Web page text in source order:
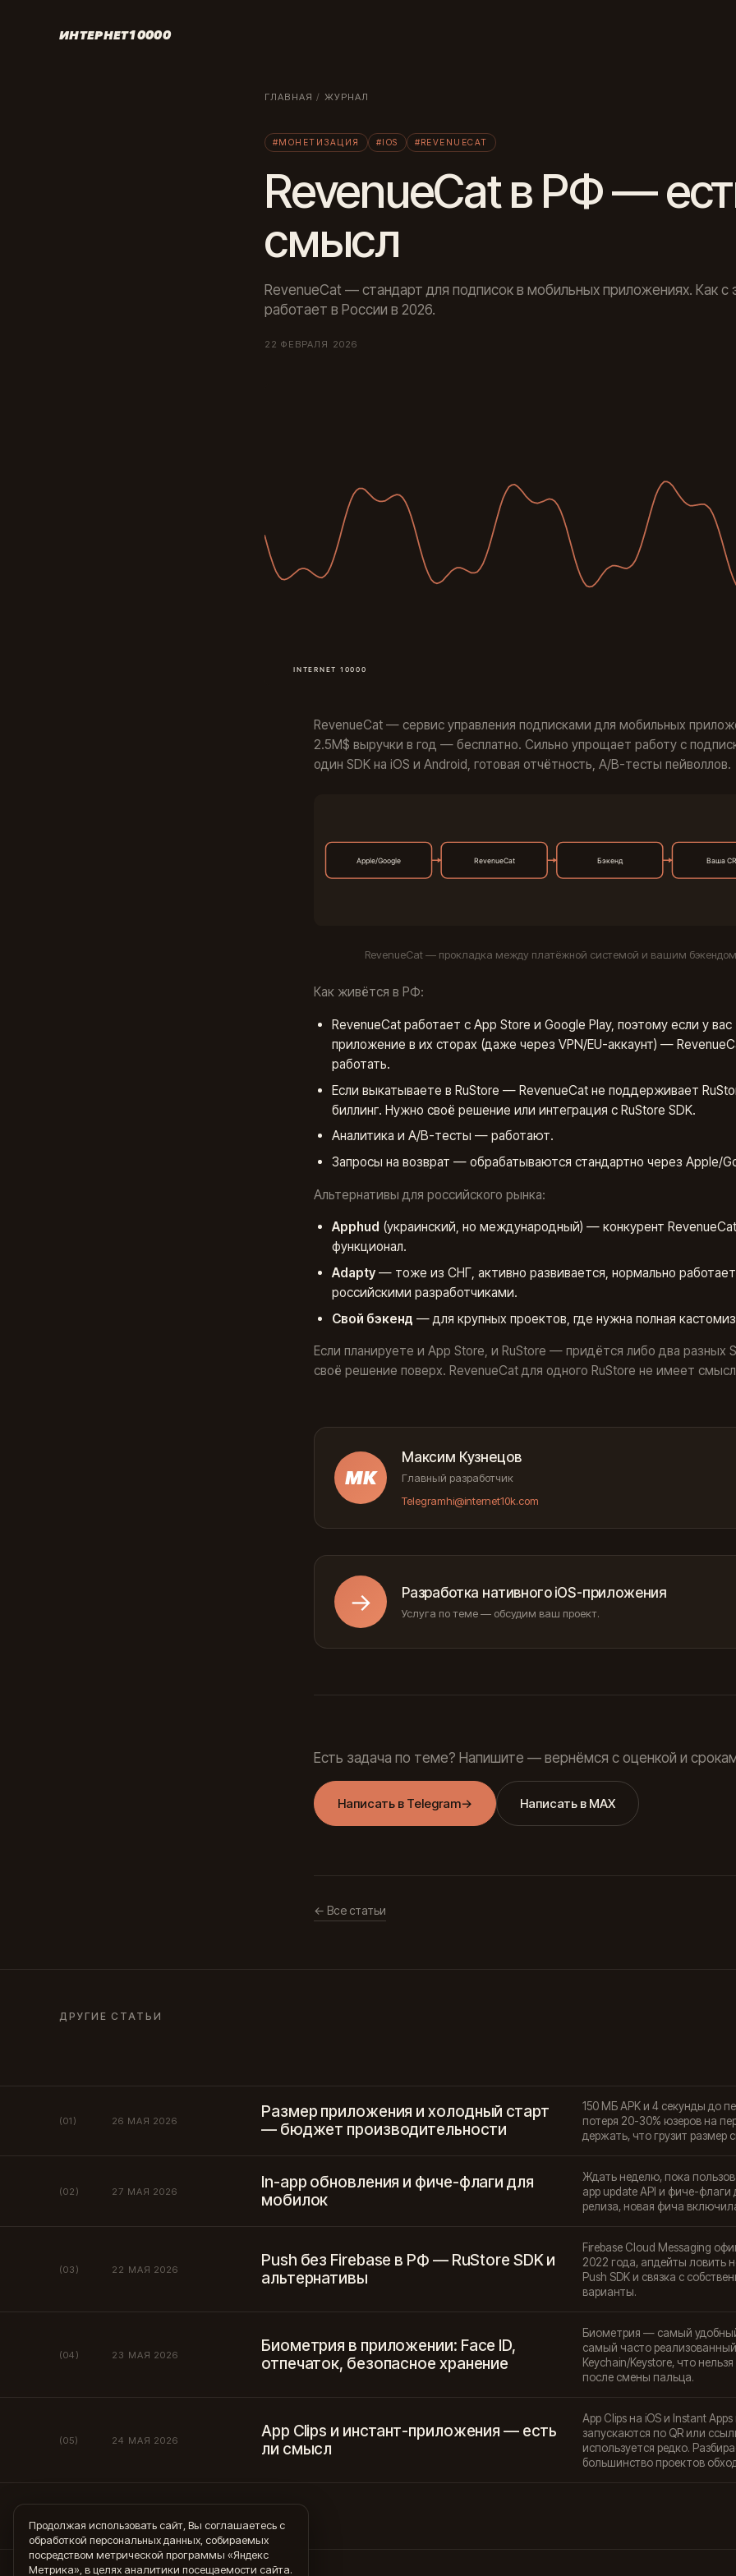
ИНТЕРНЕТ10000
ГЛАВНАЯ / ЖУРНАЛ
#МОНЕТИЗАЦИЯ #IOS #REVENUECAT
RevenueCat в РФ —
смысл
RevenueCat — стандарт для подписок в мобильных приложениях. Как с
работает в России в 2026.
22 ФЕВРАЛЯ 2026
RevenueCat — сервис управления подписками для мобильных
2.5М$ выручки в год — бесплатно. Сильно упрощает работу с
один SDK на iOS и Android, готовая отчётность, A/B-тесты пейволлов.
RevenueCat — прокладка между платёжной системой и вашим
Как живётся в РФ:
RevenueCat работает с App Store и Google Play, поэтому если у вас
приложение в их сторах (даже через VPN/EU-аккаунт) —
работать.
Если выкатываете в RuStore — RevenueCat не поддерживает
биллинг. Нужно своё решение или интеграция с RuStore SDK.
Аналитика и A/B-тесты — работают.
Запросы на возврат — обрабатываются стандартно через Apple/
Альтернативы для российского рынка:
Apphud (украинский, но международный) — конкурент
функционал.
Adapty— тоже из СНГ, активно развивается, нормально
российскими разработчиками.
Свой бэкенд — для крупных проектов, где нужна полная
Если планируете и App Store, и RuStore — придётся либо два разных
своё решение поверх. RevenueCat для одного RuStore не имеет
МК
Максим Кузнецов
Главный разработчик
Telegramhi@internet10k.com
→ Разработка нативного iOS-приложения
Услуга по теме — обсудим ваш проект.
Есть задача по теме? Напишите — вернёмся с оценкой и
Написать в Telegram→ Написать в MAX
← Все статьи
ДРУГИЕ СТАТЬИ
(01) 26 МАЯ 2026
Размер приложения и холодный старт
— бюджет производительности
150 МБ APK и 4 секунды до
потеря 20-30% юзеров на
держать, что грузит размер
(02) 27 МАЯ 2026
In-app обновления и фиче-флаги для
мобилок
Ждать неделю, пока
app update API и фиче-флаги
релиза, новая фича
(03) 22 МАЯ 2026
Push без Firebase в РФ — RuStore SDK и
альтернативы
Firebase Cloud Messaging
2022 года, апдейты ловить
Push SDK и связка с
варианты.
(04) 23 МАЯ 2026
Биометрия в приложении: Face ID,
отпечаток, безопасное хранение
Биометрия — самый
самый часто
Keychain/Keystore, что
после смены пальца.
(05) 24 МАЯ 2026
App Clips и инстант-приложения — есть
ли смысл
App Clips на iOS и Instant
запускаются по QR или
используется редко.
большинство проектов
Продолжая использовать сайт, Вы соглашаетесь с
обработкой персональных данных, собираемых
посредством метрической программы «Яндекс
Метрика», в целях аналитики посещаемости сайта.